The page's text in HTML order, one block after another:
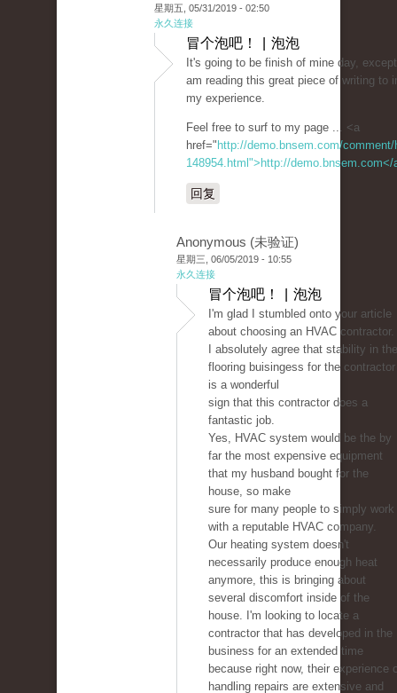
星期五, 05/31/2019 - 02:50
永久连接
冒个泡吧！ | 泡泡
It's going to be finish of mine day,
am reading this great piece of writing to
my experience.
Feel free to surf to my page ... <a
href=" http://demo.bnsem.com/
148954.html">http://demo.bnsem.com</
回复
Anonymous (未验证)
星期三, 06/05/2019 - 10:55
永久连接
冒个泡吧！ | 泡泡
I'm glad I stumbled onto your article
about choosing an HVAC contractor.
I absolutely agree that stability in the
flooring buisingess for the contractor
is a wonderful
sign that this contractor does a
fantastic job.
Yes, HVAC system would be the by
far the most expensive equipment
that my husband bought for the
house, so make
sure for many people to simply work
with a reputable HVAC company.
Our heating system doesn't
necessarily produce enough heat
anymore, this is bringing about
several discomfort inside of the
house. I'm looking to locate a
contractor that has developed in the
business for an extended time
because right now, their experience
handling repairs are extensive and